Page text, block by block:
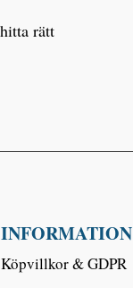
rätt
INFORMATION
Köpvillkor & GDPR